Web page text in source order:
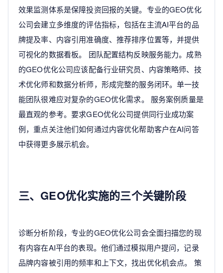
效果监测体系是保障投资回报的关键。专业的GEO优化
公司会建立多维度的评估指标，包括在主流AI平台的品
牌提及率、内容引用准确度、推荐排序位置等，并提供
可视化的数据看板。 团队配置结构反映服务能力。成熟
的GEO优化公司应该配备行业研究员、内容策略师、技
术优化师和数据分析师，形成完整的服务闭环。单一技
能团队很难应对复杂的GEO优化需求。 服务案例质量是
最直观的参考。要求GEO优化公司提供同行业成功案
例，重点关注他们如何通过内容优化帮助客户在AI问答
中获得更多展示机会。
三、GEO优化实施的三个关键阶段
诊断分析阶段，专业的GEO优化公司会全面扫描您的现
有内容在AI平台的表现。他们通过模拟用户提问，记录
品牌内容被引用的频率和上下文，找出优化机会点。 策